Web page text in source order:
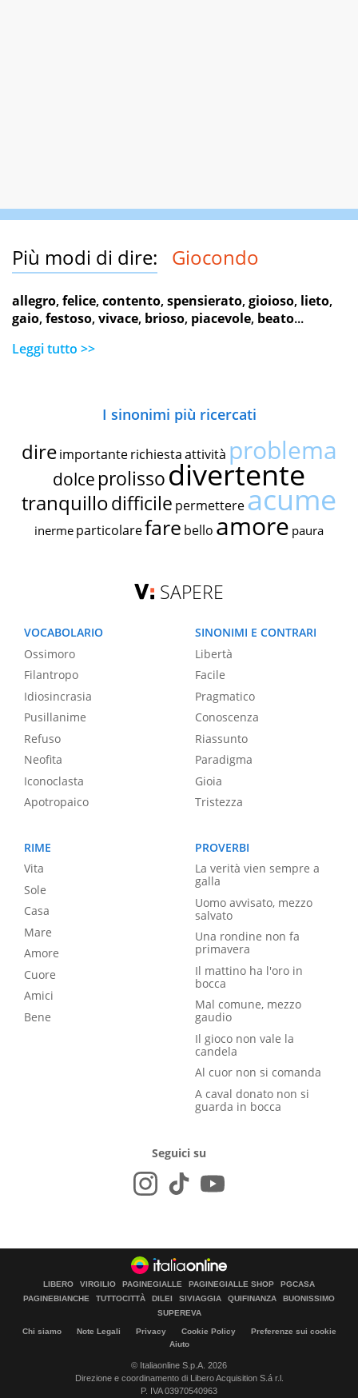
Più modi di dire: Giocondo
allegro,felice,contento,spensierato,gioioso, lieto,
gaio,festoso,vivace, brioso, piacevole, beato...
Leggi tutto >>
I sinonimi più ricercati
dire importante richiestaattività problema
dolce prolissodivertente
tranquillodifficile permettereacume
inerme particolarefare bello amore paura
SAPERE
VOCABOLARIO
Ossimoro
Filantropo
Idiosincrasia
Pusillanime
Refuso
Neofita
Iconoclasta
Apotropaico
SINONIMI E CONTRARI
Libertà
Facile
Pragmatico
Conoscenza
Riassunto
Paradigma
Gioia
Tristezza
RIME
Vita
Sole
Casa
Mare
Amore
Cuore
Amici
Bene
PROVERBI
La verità vien sempre a
galla
Uomo avvisato, mezzo
salvato
Una rondine non fa
primavera
Il mattino ha l'oro in
bocca
Mal comune, mezzo
gaudio
Il gioco non vale la
candela
Al cuor non si comanda
A caval donato non si
guarda in bocca
Seguici su
LIBERO VIRGILIO PAGINEGIALLE PAGINEGIALLE SHOP
PGCASA
PAGINEBIANCHE
TUTTOCITTÀ DILEI SIVIAGGIA QUIFINANZA
BUONISSIMO
SUPEREVA
Chi siamo Note Legali Privacy Cookie Policy
Preferenze sui cookie
Aiuto
© Italiaonline S.p.A. 2026
Direzione e coordinamento di Libero Acquisition S.á r.l.
P. IVA 03970540963